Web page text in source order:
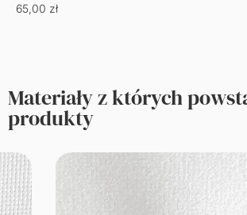
65,00 zł
Materiały z których
produkty